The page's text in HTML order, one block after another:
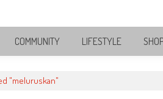
COMMUNITY LIFESTYLE
"meluruskan"